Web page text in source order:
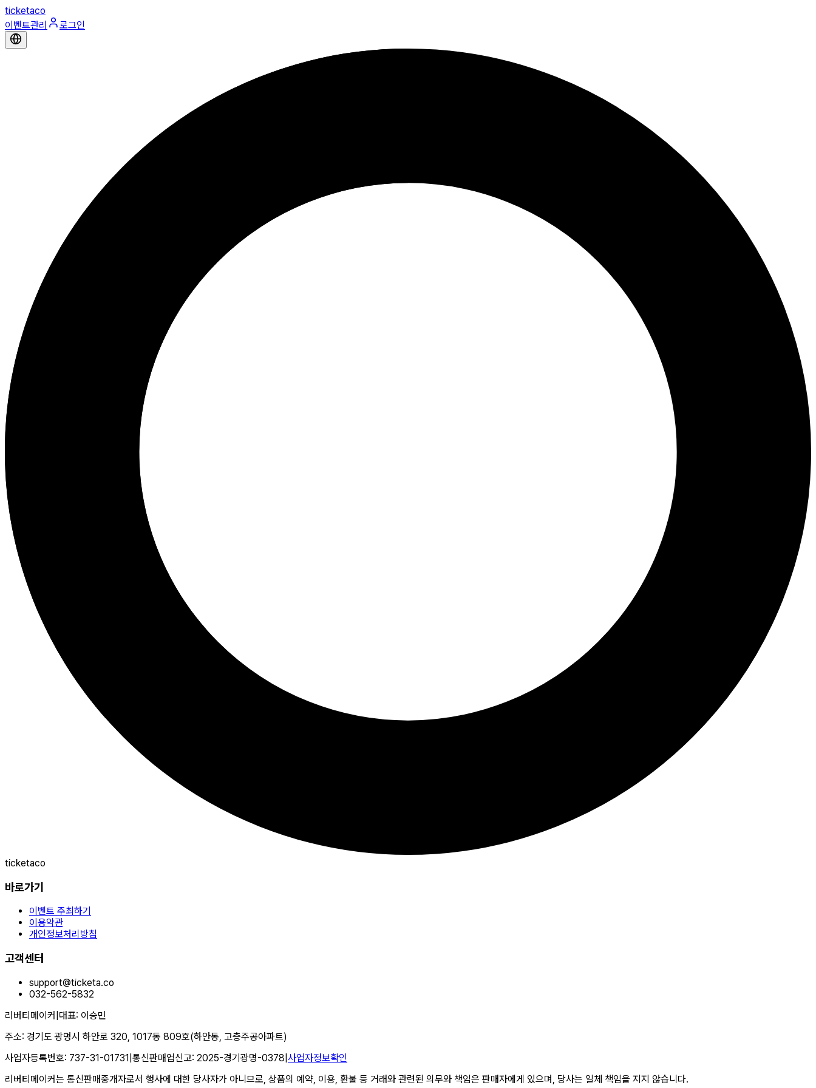
ticketaco
이벤트관리
로그인
ticketaco
바로가기
이벤트 주최하기
이용약관
개인정보처리방침
고객센터
support@ticketa.co
032-562-5832
리버티메이커 대표: 이승민
주소: 경기도 광명시 하안로 320, 1017동 809호(하안동, 고층주공아파트)
사업자등록번호: 737-31-01731 통신판매업신고: 2025-경기광명-0378 사업자정보확인
리버티메이커는 통신판매중개자로서 행사에 대한 당사자가 아니므로, 상품의 예약, 이용, 환불 등 거래와 관련된 의무와 책임은 판매자에게 있으며, 당사는 일체 책임을 지지 않습니다.